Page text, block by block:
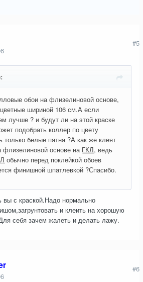
#5
обои на флизелиновой основе,
шириной 106 см.А если
лучше ? и будут ли на этой краске
подобрать коллер по цвету
только белые пятна ?А как же клеят
флизелиновой основе на ГКЛ, ведь
обычно перед поклейкой обоев
финишной шпатлевкой ?Спасибо.
вы с краской.Надо нормально
и клеить на хорошую
себя зачем жалеть и делать лажу.
#6